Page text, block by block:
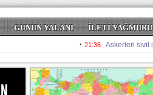
GÜNÜN YALANI
İLETİ YAĞMURU